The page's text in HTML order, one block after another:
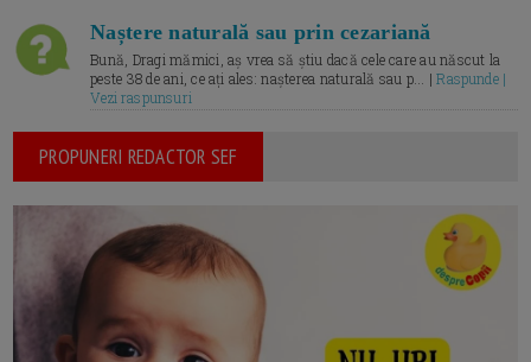
Naștere naturală sau prin cezariană
Bună, Dragi mămici, aș vrea să știu dacă cele care au născut la
peste 38 de ani, ce ați ales: nașterea naturală sau p... |Raspunde |
Vezi raspunsuri
PROPUNERI REDACTOR SEF